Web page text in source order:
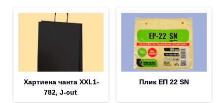
Хартиена чанта XXL1-
782, J-cut
Плик EП 22 SN